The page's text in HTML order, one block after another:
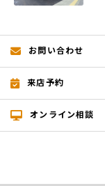
お問い合わせ
来店予約
オンライン相談